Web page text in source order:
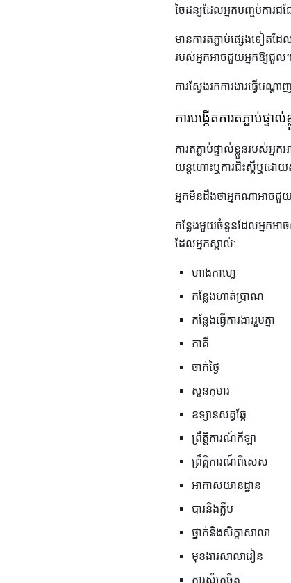
ចៃដន្យដែលអ្នកបញ្ចប់ការជ
មានការតភ្ជាប់ផ្សេងទៀតដែ
របស់អ្នកអាចជួយអ្នកឱ្យជួល។
ការស្វែងរកការងារធ្វើបណ្
ការបង្កើតការតភ្ជាប់ផ្ទាល់
ការតភ្ជាប់ផ្ទាល់ខ្លួនរបស់អ្
យន្តហោះឬការជិះស្គីឬដោយ
អ្នកមិនដឹងថាអ្នកណាអាចជួ
កន្លែងមួយចំនួនដែលអ្នកអាចលឺ
ដែលអ្នកស្គាល់:
ហាងកាហ្វេ
កន្លែងហាត់ប្រាណ
កន្លែងធ្វើការងាររួមគ្នា
ភាគី
ចាក់ថ្ងៃ
សួនកុមារ
ឧទ្យានសត្វឆ្កែ
ព្រឹត្តិការណ៍កីឡា
ព្រឹត្តិការណ៍​ពិសេស
អាកាសយានដ្ឋាន
បារនិងក្លឹប
ថ្នាក់និងសិក្ខាសាលា
មុខងារសាលារៀន
ការស្ម័គ្រចិត្ត